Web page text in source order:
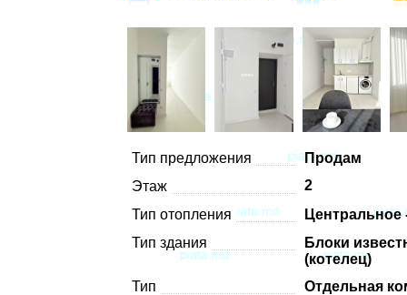
Тип предложения
Продам
Этаж
2
Тип отопления
Центральное
Тип здания
Блоки
(котелец)
Тип
Отдельная